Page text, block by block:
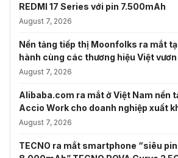
REDMI 17 Series với pin 7.500mAh
August 7, 2026
Nền tảng tiếp thị Moonfolks ra mắt
hành cùng các thương hiệu Việt
August 7, 2026
Alibaba.com ra mắt ở Việt Nam nền
Accio Work cho doanh nghiệp xuất
August 7, 2026
TECNO ra mắt smartphone “siêu